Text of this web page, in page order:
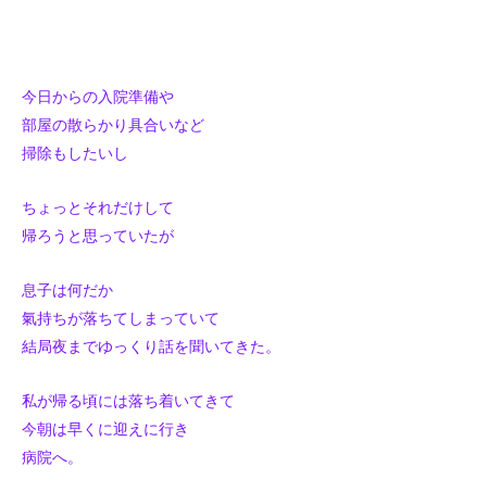
今日からの入院準備や
部屋の散らかり具合いなど
掃除もしたいし
ちょっとそれだけして
帰ろうと思っていたが
息子は何だか
氣持ちが落ちてしまっていて
結局夜までゆっくり話を聞いてきた。
私が帰る頃には落ち着いてきて
今朝は早くに迎えに行き
病院へ。